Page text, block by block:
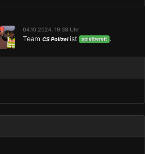
04.10.2024, 19:38 Uhr
Team CS Polizei ist spielbereit .